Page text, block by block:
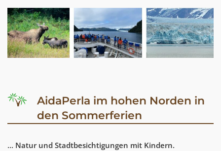
AidaPerla im hohen Norden in
den Sommerferien
... Natur und Stadtbesichtigungen mit Kindern.